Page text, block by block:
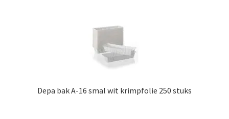
Depa bak A-16 smal wit krimpfolie 250 stuks